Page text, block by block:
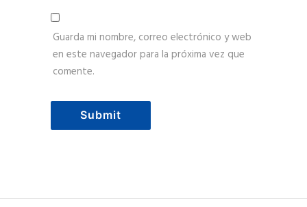
Guarda mi nombre, correo electrónico y web
en este navegador para la próxima vez que
comente.